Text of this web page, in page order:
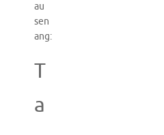
au
sen
ang:
T
a